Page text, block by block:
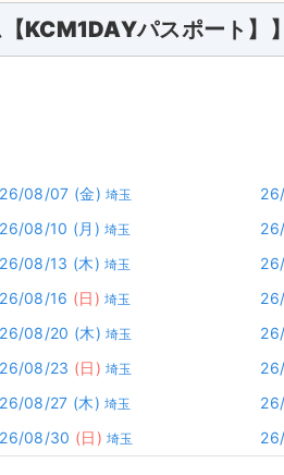
【KCM1DAYパスポート】
26/08/07 (金) 埼玉
26/08/10 (月) 埼玉
26/08/13 (木) 埼玉
26/08/16 (日) 埼玉
26/08/20 (木) 埼玉
26/08/23 (日) 埼玉
26/08/27 (木) 埼玉
26/08/30 (日) 埼玉